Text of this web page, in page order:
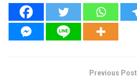
Previous Post